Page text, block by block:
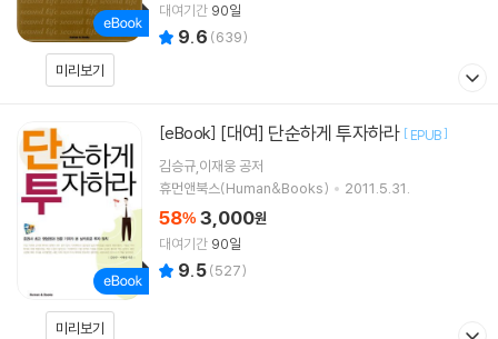
미리보기
대여기간 90일
9.6 (639)
미리보기
[eBook] [대여] 단순하게 투자하라 [ EPUB]
김승규,이재웅 공저
휴먼앤북스(Human&Books)
2011.5.31.
58% 3,000원
대여기간 90일
9.5(527)